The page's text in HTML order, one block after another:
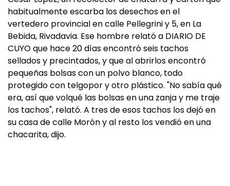
habitualmente escarba los desechos en el
vertedero provincial en calle Pellegrini y 5, en La
Bebida, Rivadavia. Ese hombre relató a DIARIO DE
CUYO que hace 20 días encontró seis tachos
sellados y precintados, y que al abrirlos encontró
pequeñas bolsas con un polvo blanco, todo
protegido con telgopor y otro plástico. "No sabía qué
era, así que volqué las bolsas en una zanja y me traje
los tachos", relató. A tres de esos tachos los dejó en
su casa de calle Morón y al resto los vendió en una
chacarita, dijo.